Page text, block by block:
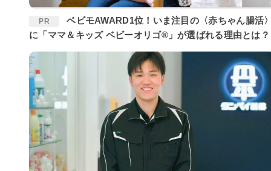
PR
ベビモAWARD1位！いま注目の〈赤ちゃん腸活〉
に「ママ＆キッズ ベビーオリゴ®」が選ばれる理由とは？